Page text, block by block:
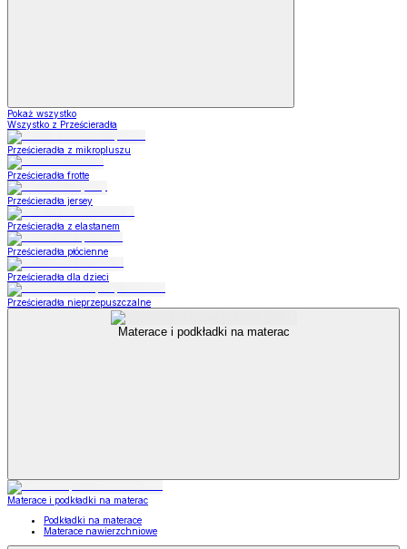
Pokaż wszystko
Wszystko z Prześcieradła
Prześcieradła z mikropluszu
Prześcieradła frotte
Prześcieradła jersey
Prześcieradła z elastanem
Prześcieradła płócienne
Prześcieradła dla dzieci
Prześcieradła nieprzepuszczalne
Materace i podkładki na materac
Materace i podkładki na materac
Podkładki na materace
Materace nawierzchniowe